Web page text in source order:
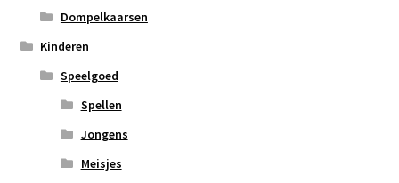
Dompelkaarsen
Kinderen
Speelgoed
Spellen
Jongens
Meisjes